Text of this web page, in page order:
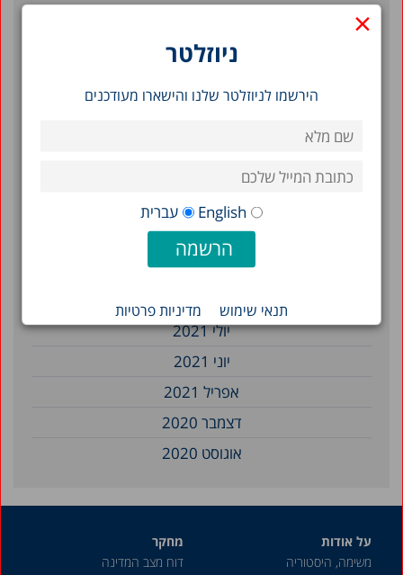
×
ניוזלטר
הירשמו לניוזלטר שלנו והישארו מעודכנים
English עברית
תנאי שימוש מדיניות פרטיות
ינואר 2026
ספטמבר 2025
פברואר 2024
דצמבר 2023
ספטמבר 2023
מאי 2023
יולי 2021
יוני 2021
אפריל 2021
דצמבר 2020
אוגוסט 2020
על אודות
משימה, היסטוריה
מחקר
דוח מצב המדינה